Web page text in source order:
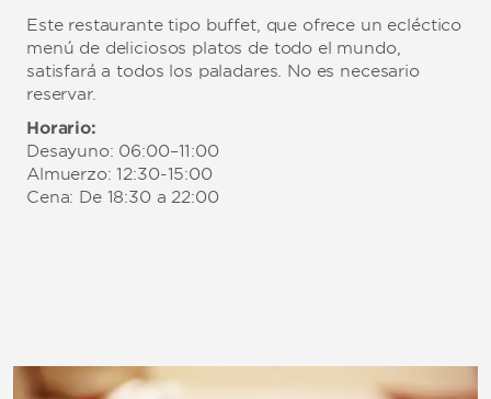
Este restaurante tipo buffet, que ofrece un ecléctico
menú de deliciosos platos de todo el mundo,
satisfará a todos los paladares. No es necesario
reservar.
Horario:
Desayuno: 06:00–11:00
Almuerzo: 12:30-15:00
Cena: De 18:30 a 22:00